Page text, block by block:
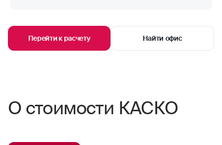
Перейти к расчету Найти офис
О стоимости КАСКО